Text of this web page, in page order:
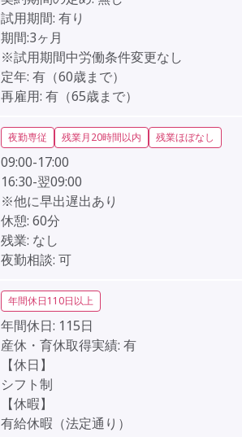
試用期間: 有り
期間:3ヶ月
※試用期間中労働条件変更なし
定年: 有（60歳まで）
再雇用: 有（65歳まで）
夜勤専従 残業月20時間以内 残業ほぼなし
09:00-17:00
16:30-翌09:00
※他に早出遅出あり
休憩: 60分
残業: なし
夜勤相談: 可
年間休日110日以上
年間休日: 115日
産休・育休取得実績: 有
【休日】
シフト制
【休暇】
有給休暇（法定通り）